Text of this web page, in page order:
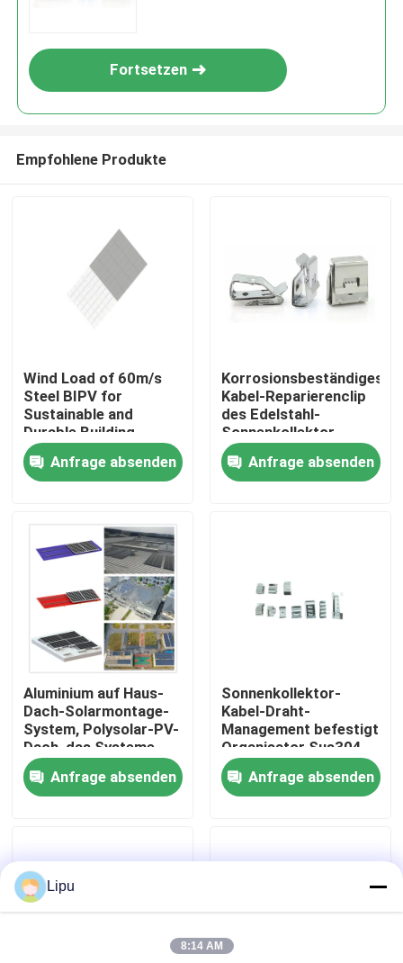
Haus
Videos
VR-Show
Über uns
Fabrik-Ausflug
Qualitätskontrolle
Fälle
Solarpv Systeme anbringend
Fortsetzen
Empfohlene Produkte
Wind Load of 60m/s
Steel BIPV for
Sustainable and
Durable Building
Solutions
Anfrage absenden
Korrosionsbeständiges
Kabel-Reparierenclip
des Edelstahl-
Sonnenkollektor-
photo-voltaisches
System-PV
Anfrage absenden
Aluminium auf Haus-
Dach-Solarmontage-
System, Polysolar-PV-
Dach, das Systeme
anbringt
Anfrage absenden
Sonnenkollektor-
Kabel-Draht-
Management befestigt
Organisator Sus304
Anfrage absenden
Lipu
8:14 AM